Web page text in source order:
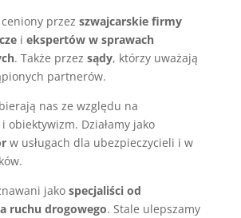
przez szwajcarskie firmy
i ekspertów w sprawach
. Także przez sądy, którzy uważają
partnerów.
nas ze względu na
obiektywizm. Działamy jako
w usługach dla ubezpieczycieli i w
jako specjaliści od
ruchu drogowego. Stale ulepszamy